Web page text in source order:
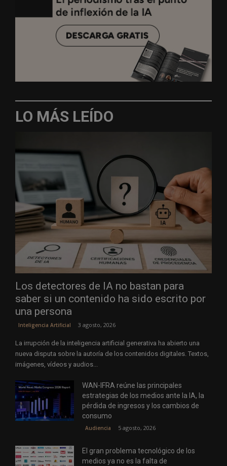
LO MÁS LEÍDO
Los detectores de IA no bastan para
saber si un contenido ha sido escrito por
una persona
Inteligencia Artificial 3 agosto, 2026
La irrupción de la inteligencia artificial generativa ha abierto una
nueva disputa sobre la autoría de los contenidos digitales. Textos,
imágenes, vídeos y audios...
WAN-IFRA reúne las principales
estrategias de los medios ante la IA, la
pérdida de ingresos y los cambios de
consumo
Audiencia 5 agosto, 2026
El gran problema tecnológico de los
medios ya no es la falta de